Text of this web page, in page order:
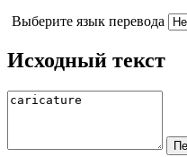
Выберите язык перевода
Исходный текст